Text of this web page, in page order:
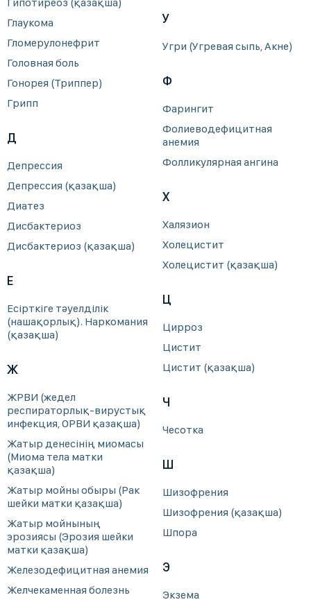
Глаукома
Гломерулонефрит
Головная боль
Гонорея (Триппер)
Грипп
Д
Депрессия
Депрессия (қазақша)
Диатез
Дисбактериоз
Дисбактериоз (қазақша)
Е
Есірткіге тәуелділік
(нашақорлық). Наркомания
(қазақша)
Ж
ЖРВИ (жедел
респираторлық-вирустық
инфекция, ОРВИ қазақша)
Жатыр денесінің миомасы
(Миома тела матки
қазақша)
Жатыр мойны обыры (Рак
шейки матки қазақша)
Жатыр мойнының
эрозиясы (Эрозия шейки
матки қазақша)
Железодефицитная анемия
Желчекаменная болезнь
У
Угри (Угревая сыпь, Акне)
Ф
Фарингит
Фолиеводефицитная
анемия
Фолликулярная ангина
Х
Халязион
Холецистит
Холецистит (қазақша)
Ц
Цирроз
Цистит
Цистит (қазақша)
Ч
Чесотка
Ш
Шизофрения
Шизофрения (қазақша)
Шпора
Э
Экзема